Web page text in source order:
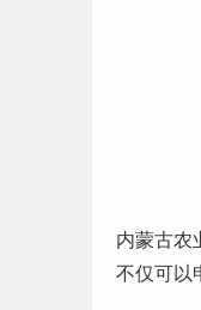
内蒙古农
不仅可以